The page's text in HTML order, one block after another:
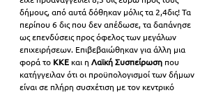
δήμους, από αυτά δόθηκαν μόλις τα 2,4δις! Τα
περίπου 6 δις που δεν απέδωσε, τα δαπάνησε
ως επενδύσεις προς όφελος των μεγάλων
επιχειρήσεων. Επιβεβαιώθηκαν για άλλη μια
φορά το ΚΚΕ και η Λαϊκή Συσπείρωση που
κατήγγειλαν ότι οι προϋπολογισμοί των δήμων
είναι σε πλήρη συσχέτιση με τον κεντρικό